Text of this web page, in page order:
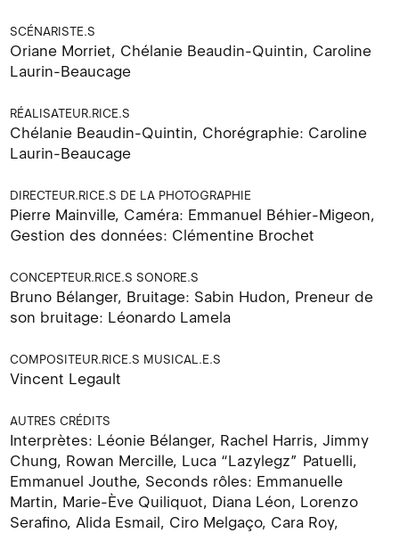
SCÉNARISTE.S
Oriane Morriet, Chélanie Beaudin-Quintin, Caroline
Laurin-Beaucage
RÉALISATEUR.RICE.S
Chélanie Beaudin-Quintin, Chorégraphie: Caroline
Laurin-Beaucage
DIRECTEUR.RICE.S DE LA PHOTOGRAPHIE
Pierre Mainville, Caméra: Emmanuel Béhier-Migeon,
Gestion des données: Clémentine Brochet
CONCEPTEUR.RICE.S SONORE.S
Bruno Bélanger, Bruitage: Sabin Hudon, Preneur de
son bruitage: Léonardo Lamela
COMPOSITEUR.RICE.S MUSICAL.E.S
Vincent Legault
AUTRES CRÉDITS
Interprètes: Léonie Bélanger, Rachel Harris, Jimmy
Chung, Rowan Mercille, Luca “Lazylegz” Patuelli,
Emmanuel Jouthe, Seconds rôles: Emmanuelle
Martin, Marie-Ève Quiliquot, Diana Léon, Lorenzo
Serafino, Alida Esmail, Ciro Melgaço, Cara Roy,